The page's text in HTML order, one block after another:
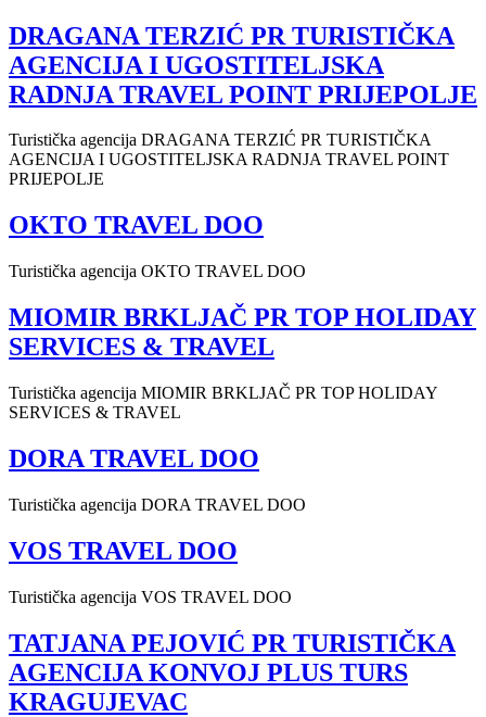
DRAGANA TERZIĆ PR TURISTIČKA
AGENCIJA I UGOSTITELJSKA
RADNJA TRAVEL POINT PRIJEPOLJE
Turistička agencija DRAGANA TERZIĆ PR TURISTIČKA
AGENCIJA I UGOSTITELJSKA RADNJA TRAVEL POINT
PRIJEPOLJE
OKTO TRAVEL DOO
Turistička agencija OKTO TRAVEL DOO
MIOMIR BRKLJAČ PR TOP HOLIDAY
SERVICES & TRAVEL
Turistička agencija MIOMIR BRKLJAČ PR TOP HOLIDAY
SERVICES & TRAVEL
DORA TRAVEL DOO
Turistička agencija DORA TRAVEL DOO
VOS TRAVEL DOO
Turistička agencija VOS TRAVEL DOO
TATJANA PEJOVIĆ PR TURISTIČKA
AGENCIJA KONVOJ PLUS TURS
KRAGUJEVAC